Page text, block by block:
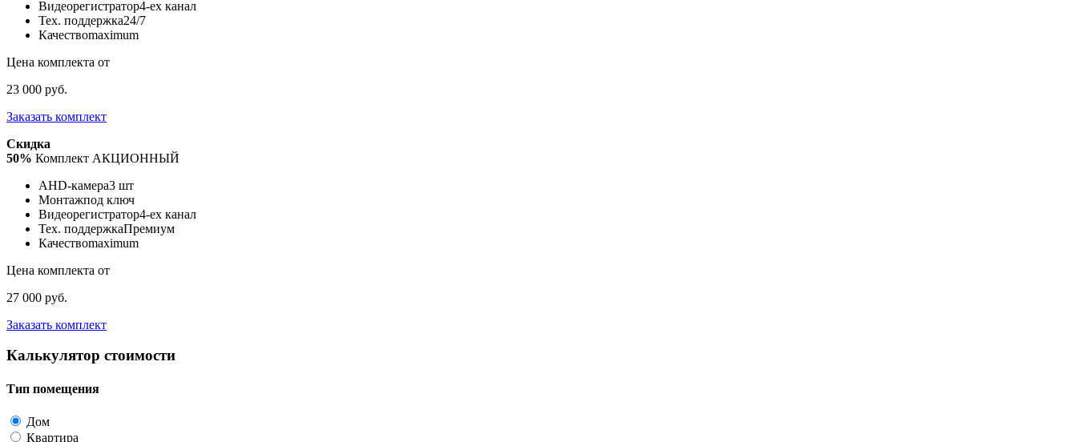
Видеорегистратор4-ех канал
Тех. поддержка24/7
Качествоmaximum
Цена комплекта от
23 000 руб.
Заказать комплект
Скидка
50% Комплект АКЦИОННЫЙ
AHD-камера3 шт
Монтажпод ключ
Видеорегистратор4-ех канал
Тех. поддержкаПремиум
Качествоmaximum
Цена комплекта от
27 000 руб.
Заказать комплект
Калькулятор стоимости
Тип помещения
Дом
Квартира